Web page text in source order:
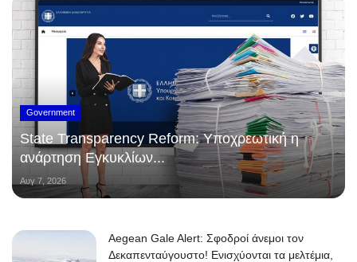
Government
State Transparency Reform: Υποχρεωτική η
ανάρτηση Εγκυκλίων...
Αυγ 7, 2026
Aegean Gale Alert: Σφοδροί άνεμοι τον
Δεκαπενταύγουστο! Ενισχύονται τα μελτέμια,